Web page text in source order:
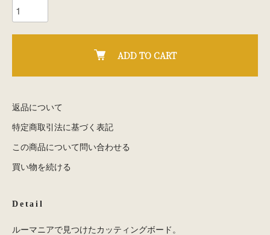
ADD TO CART
返品について
特定商取引法に基づく表記
この商品について問い合わせる
買い物を続ける
Detail
ルーマニアで見つけたカッティングボード。